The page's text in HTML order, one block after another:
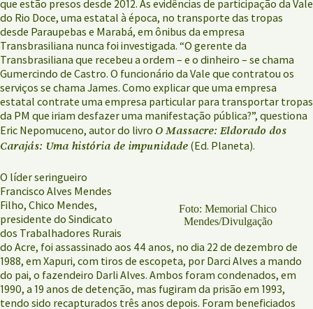
que estão presos desde 2012. As evidências de participação da Vale
do Rio Doce, uma estatal à época, no transporte das tropas
desde Paraupebas e Marabá, em ônibus da empresa
Transbrasiliana nunca foi investigada. “O gerente da
Transbrasiliana que recebeu a ordem – e o dinheiro – se chama
Gumercindo de Castro. O funcionário da Vale que contratou os
serviços se chama James. Como explicar que uma empresa
estatal contrate uma empresa particular para transportar tropas
da PM que iriam desfazer uma manifestação pública?”, questiona
Eric Nepomuceno, autor do livro O Massacre: Eldorado dos
Carajás: Uma história de impunidade (Ed. Planeta).
Foto: Memorial Chico
Mendes/Divulgação
O líder seringueiro
Francisco Alves Mendes
Filho, Chico Mendes,
presidente do Sindicato
dos Trabalhadores Rurais
do Acre, foi assassinado aos 44 anos, no dia 22 de dezembro de
1988, em Xapuri, com tiros de escopeta, por Darci Alves a mando
do pai, o fazendeiro Darli Alves. Ambos foram condenados, em
1990, a 19 anos de detenção, mas fugiram da prisão em 1993,
tendo sido recapturados três anos depois. Foram beneficiados